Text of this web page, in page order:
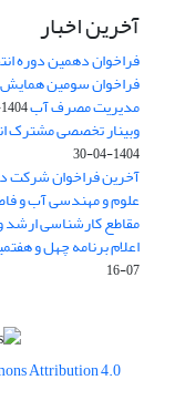
آخرین اخبار
فراخوان دهمین دوره
فراخوان سومین
مدیریت مصرف آب1404-04-30
وبینار تخصصی مشترک
1404-04-30
آخرین فراخوان شرکت
مقاطع کارشناسی ارشد
اعلام برنامه چهل و
07-16
Attribution 4.0